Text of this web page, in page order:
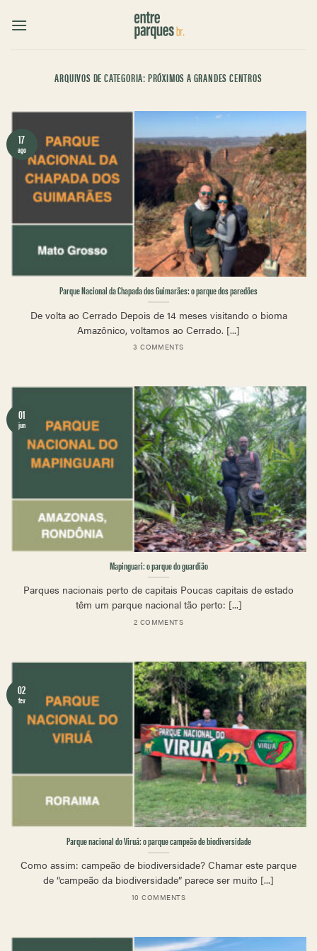
ARQUIVOS DE CATEGORIA:PRÓXIMOS A GRANDES CENTROS
Parque Nacional da Chapada dos Guimarães: o parque dos paredões
De volta ao Cerrado Depois de 14 meses visitando o bioma
Amazônico, voltamos ao Cerrado. [...]
3 COMMENTS
17
ago
Mapinguari: o parque do guardião
Parques nacionais perto de capitais Poucas capitais de estado
têm um parque nacional tão perto: [...]
2 COMMENTS
01
jun
Parque nacional do Viruá: o parque campeão de biodiversidade
Como assim: campeão de biodiversidade? Chamar este parque
de “campeão da biodiversidade” parece ser muito [...]
10 COMMENTS
02
fev